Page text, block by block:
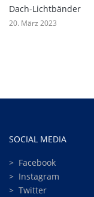
Dach-Lichtbänder
20. März 2023
SOCIAL MEDIA
> Facebook
> Instagram
> Twitter